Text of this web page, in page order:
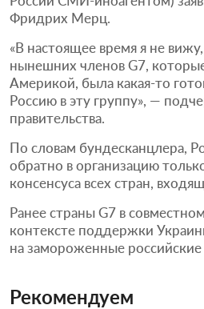
Фридрих Мерц.
«В настоящее время я не
нынешних членов G7,
Америкой, была какая-то
Россию в эту группу», —
правительства.
По словам бундесканцлера,
обратно в организацию
консенсуса всех стран,
Ранее страны G7 в
контексте поддержки
на замороженные российские
Рекомендуем